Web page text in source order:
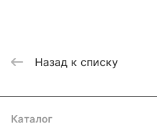
Назад к списку
Каталог